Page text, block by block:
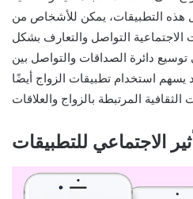
هذه التطبيقات، يمكن للأشخاص من
الاجتماعية التواصل والتعارف بشكل
دائرة الصداقات والتواصل بين
يسهم استخدام تطبيقات الزواج أيضًا
الاجتماعي للتطبيقات